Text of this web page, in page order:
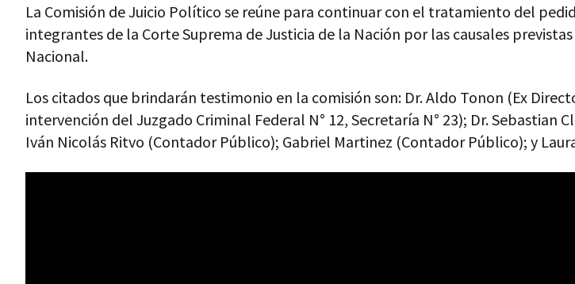
La Comisión de Juicio Político se reúne para continuar con el tratamiento del
integrantes de la Corte Suprema de Justicia de la Nación por las causales
Nacional.
Los citados que brindarán testimonio en la comisión son: Dr. Aldo Tonon (Ex
intervención del Juzgado Criminal Federal N° 12, Secretaría N° 23); Dr. Sebastian
Iván Nicolás Ritvo (Contador Público); Gabriel Martinez (Contador Público); y